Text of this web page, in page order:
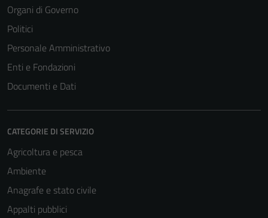
Organi di Governo
Politici
Personale Amministrativo
Enti e Fondazioni
Documenti e Dati
CATEGORIE DI SERVIZIO
Agricoltura e pesca
Ambiente
Anagrafe e stato civile
Appalti pubblici